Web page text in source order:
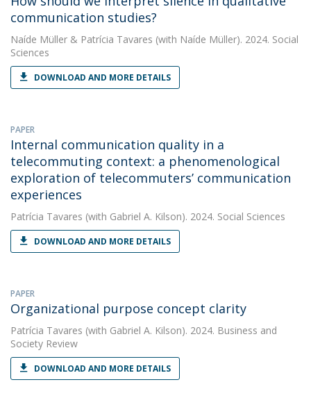
communication studies?
Naíde Müller & Patrícia Tavares (with Naíde Müller). 2024. Social
Sciences
DOWNLOAD AND MORE DETAILS
PAPER
Internal communication quality in a
telecommuting context: a phenomenological
exploration of telecommuters’ communication
experiences
Patrícia Tavares (with Gabriel A. Kilson). 2024. Social Sciences
DOWNLOAD AND MORE DETAILS
PAPER
Organizational purpose concept clarity
Patrícia Tavares (with Gabriel A. Kilson). 2024. Business and
Society Review
DOWNLOAD AND MORE DETAILS